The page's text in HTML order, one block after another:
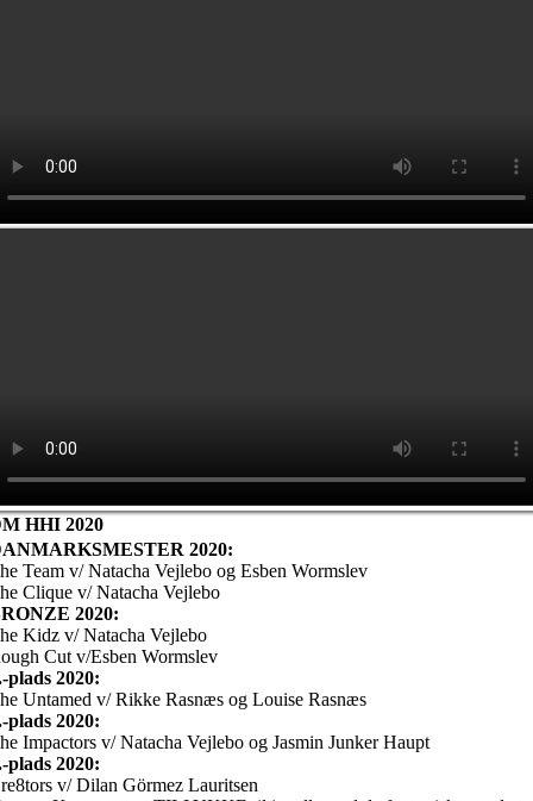
HHI 2020
2020:
Team v/ Natacha Vejlebo og Esben Wormslev
Clique v/ Natacha Vejlebo
2020:
Kidz v/ Natacha Vejlebo
Cut v/Esben Wormslev
plads 2020:
Untamed v/ Rikke Rasnæs og Louise Rasnæs
plads 2020:
Impactors v/ Natacha Vejlebo og Jasmin Junker Haupt
plads 2020:
v/ Dilan Görmez Lauritsen